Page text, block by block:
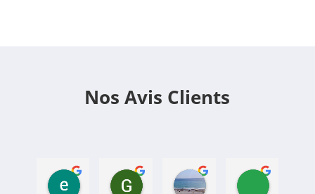
Nos Avis Clients
eric L. GASTEBOIS L.marie N. Lilian R.